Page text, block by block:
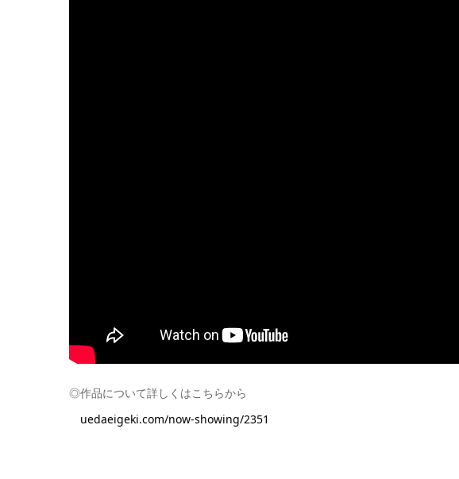
◎作品について詳しくはこちらから
uedaeigeki.com/now-showing/2351